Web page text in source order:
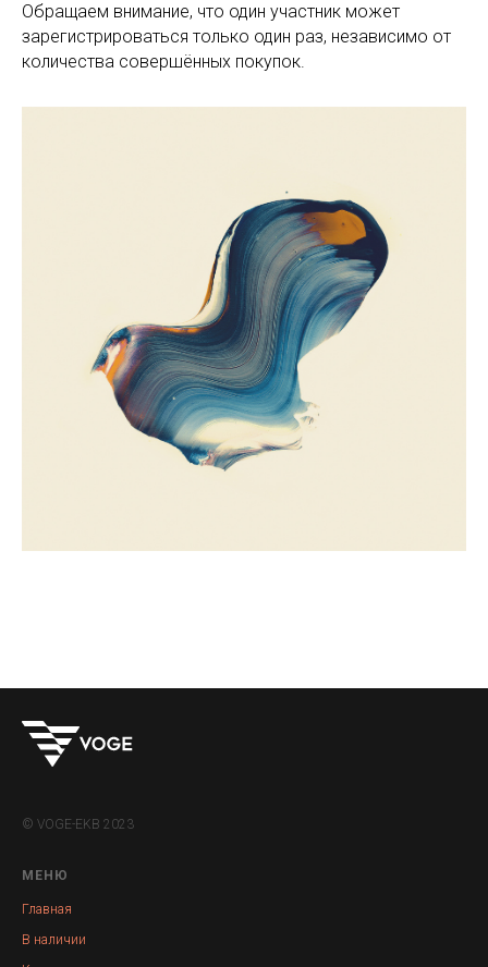
Обращаем внимание, что один участник может
зарегистрироваться только один раз, независимо от
количества совершённых покупок.
© VOGE-EKB 2023
МЕНЮ
Главная
В наличии